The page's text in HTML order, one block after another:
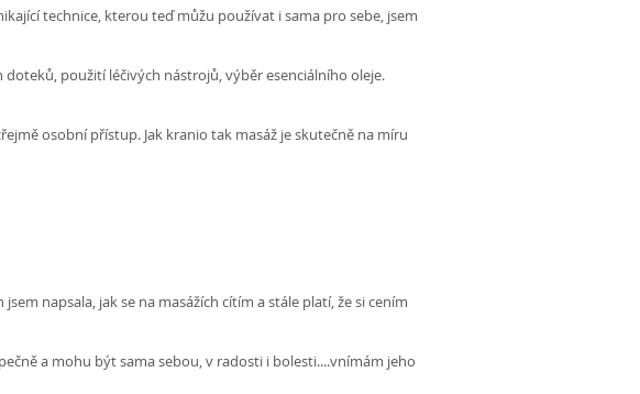
technice, kterou teď můžu používat i sama pro sebe, jsem
použití léčivých nástrojů, výběr esenciálního oleje.
osobní přístup. Jak kranio tak masáž je skutečně na míru
napsala, jak se na masážích cítím a stále platí, že si cením
a mohu být sama sebou, v radosti i bolesti....vnímám jeho